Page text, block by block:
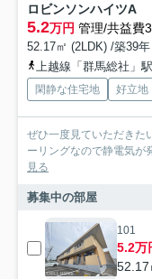
ロビンソンハイツA
5.2万円 管理/共益費
52.17㎡ (2LDK) /築39
上越線「群馬総社」
閑静な住宅地 好立地
ぜひ一度見ていただきた
ーリングなので静電気が
見る
募集中の部屋
101
5.2万
52.17